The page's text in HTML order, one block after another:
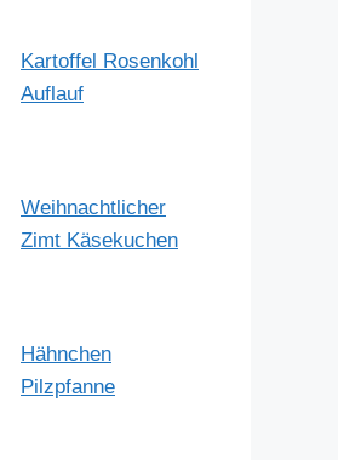
Kartoffel Rosenkohl
Auflauf
Weihnachtlicher
Zimt Käsekuchen
Hähnchen
Pilzpfanne